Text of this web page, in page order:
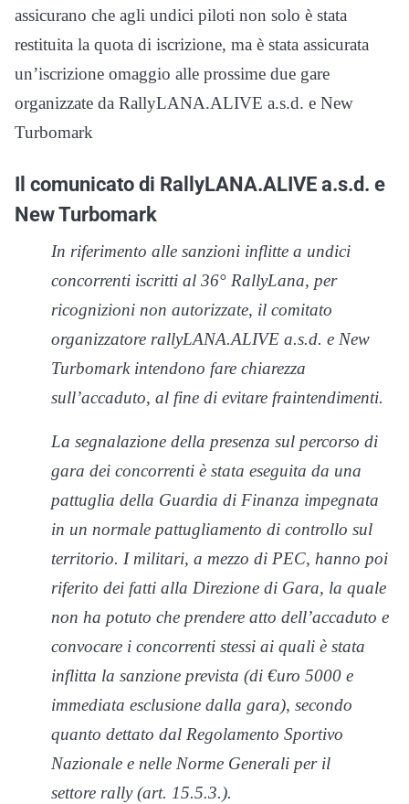
assicurano che agli undici piloti non solo è stata
restituita la quota di iscrizione, ma è stata assicurata
un’iscrizione omaggio alle prossime due gare
organizzate da RallyLANA.ALIVE a.s.d. e New
Turbomark
Il comunicato di RallyLANA.ALIVE a.s.d. e
New Turbomark
In riferimento alle sanzioni inflitte a undici
concorrenti iscritti al 36° RallyLana, per
ricognizioni non autorizzate, il comitato
organizzatore rallyLANA.ALIVE a.s.d. e New
Turbomark intendono fare chiarezza
sull’accaduto, al fine di evitare fraintendimenti.
La segnalazione della presenza sul percorso di
gara dei concorrenti è stata eseguita da una
pattuglia della Guardia di Finanza impegnata
in un normale pattugliamento di controllo sul
territorio. I militari, a mezzo di PEC, hanno poi
riferito dei fatti alla Direzione di Gara, la quale
non ha potuto che prendere atto dell’accaduto e
convocare i concorrenti stessi ai quali è stata
inflitta la sanzione prevista (di €uro 5000 e
immediata esclusione dalla gara), secondo
quanto dettato dal Regolamento Sportivo
Nazionale e nelle Norme Generali per il
settore rally (art. 15.5.3.).